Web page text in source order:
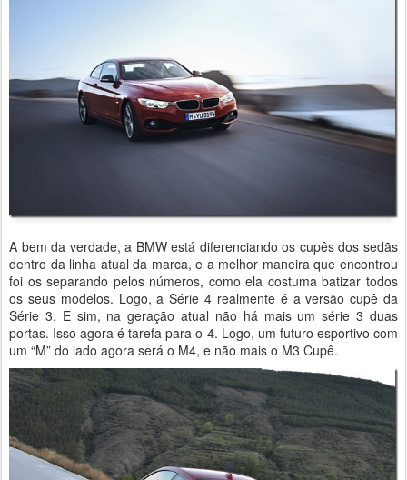
A bem da verdade, a BMW está diferenciando os cupês dos sedãs
dentro da linha atual da marca, e a melhor maneira que encontrou
foi os separando pelos números, como ela costuma batizar todos
os seus modelos. Logo, a Série 4 realmente é a versão cupê da
Série 3. E sim, na geração atual não há mais um série 3 duas
portas. Isso agora é tarefa para o 4. Logo, um futuro esportivo com
um “M” do lado agora será o M4, e não mais o M3 Cupê.